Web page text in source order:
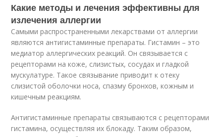
Какие методы и лечения эффективны для
излечения аллергии
Самыми распространенными лекарствами от аллергии
являются антигистаминные препараты. Гистамин – это
медиатор аллергических реакций. Он связывается с
рецепторами на коже, слизистых, сосудах и гладкой
мускулатуре. Такое связывание приводит к отеку
слизистой оболочки носа, спазму бронхов, кожным и
кишечным реакциям.
Антигистаминные препараты связываются с рецепторами
гистамина, осуществляя их блокаду. Таким образом,